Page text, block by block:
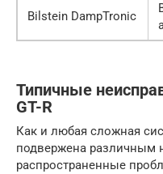
Bilstein DampTronic
Типичные
GT-R
Как и любая сложная
подвержена различным
распространенные